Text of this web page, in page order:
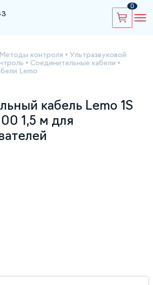
0
Методы контроля • Ультразвуковой
• Соединительные кабели •
Lemo
кабель Lemo 1S
1,5 м для